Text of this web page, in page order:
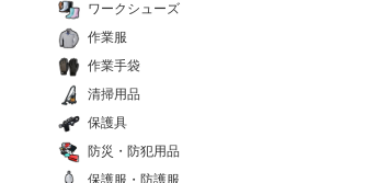
ワークシューズ
作業服
作業手袋
清掃用品
保護具
防災・防犯用品
保護服・防護服